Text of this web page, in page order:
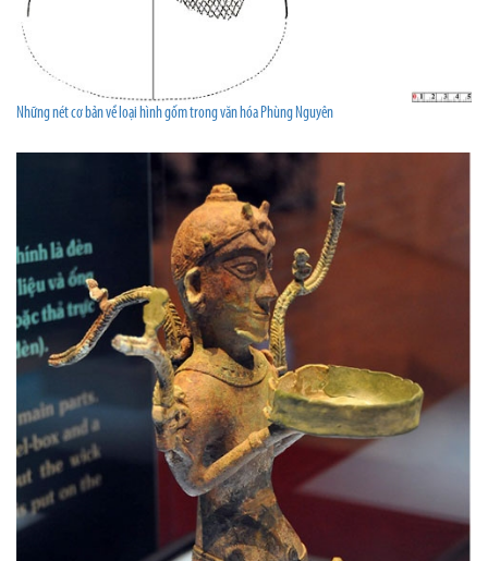
Những nét cơ bản về loại hình gốm trong văn hóa Phùng Nguyên